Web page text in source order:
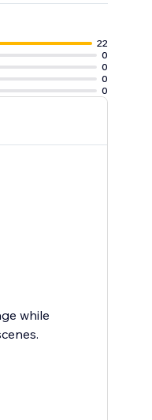
22
0
0
0
0
while